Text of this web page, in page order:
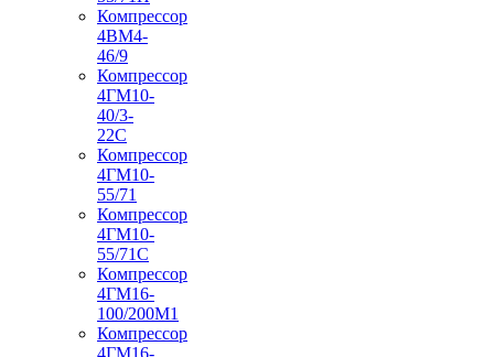
Компрессор
4ВМ4-
46/9
Компрессор
4ГМ10-
40/3-
22С
Компрессор
4ГМ10-
55/71
Компрессор
4ГМ10-
55/71С
Компрессор
4ГМ16-
100/200М1
Компрессор